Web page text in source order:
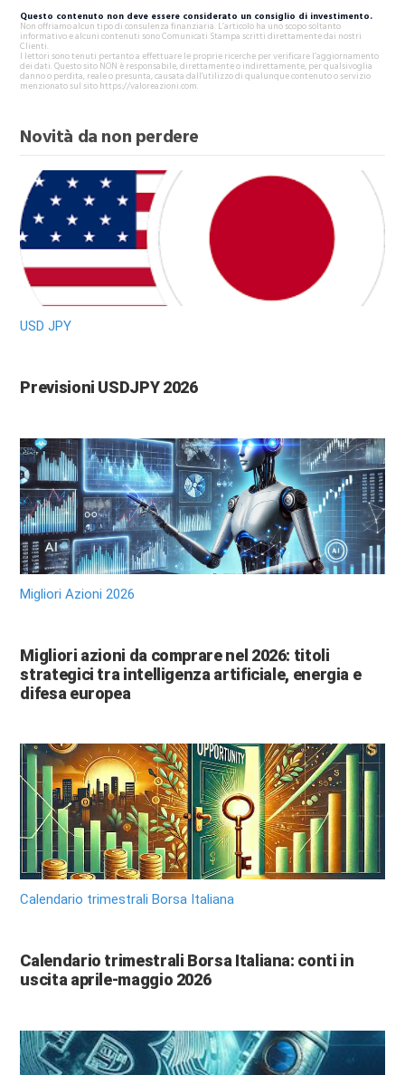
Questo contenuto non deve essere considerato un consiglio di investimento.
Non offriamo alcun tipo di consulenza finanziaria. L’articolo ha uno scopo soltanto
informativo e alcuni contenuti sono Comunicati Stampa scritti direttamente dai nostri
Clienti.
I lettori sono tenuti pertanto a effettuare le proprie ricerche per verificare l’aggiornamento
dei dati. Questo sito NON è responsabile, direttamente o indirettamente, per qualsivoglia
danno o perdita, reale o presunta, causata dall'utilizzo di qualunque contenuto o servizio
menzionato sul sito https://valoreazioni.com.
Novità da non perdere
USD JPY
Previsioni USDJPY 2026
Migliori Azioni 2026
Migliori azioni da comprare nel 2026: titoli
strategici tra intelligenza artificiale, energia e
difesa europea
Calendario trimestrali Borsa Italiana
Calendario trimestrali Borsa Italiana: conti in
uscita aprile-maggio 2026